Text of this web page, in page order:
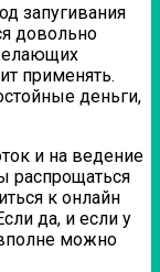
запугивания
довольно
применять.
деньги,
и на ведение
распрощаться
к онлайн
да, и если у
можно